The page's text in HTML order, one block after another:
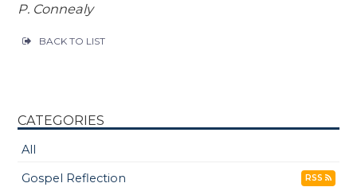
P. Connealy
BACK TO LIST
CATEGORIES
All
Gospel Reflection
RSS